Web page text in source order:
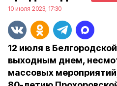
10 июля 2023, 17:30
12 июля в
выходным днем,
массовых